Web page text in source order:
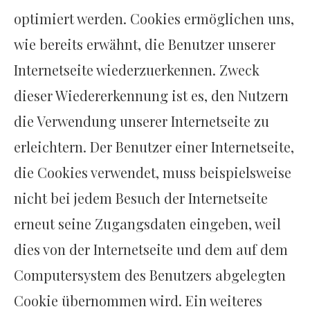
optimiert werden. Cookies ermöglichen uns,
wie bereits erwähnt, die Benutzer unserer
Internetseite wiederzuerkennen. Zweck
dieser Wiedererkennung ist es, den Nutzern
die Verwendung unserer Internetseite zu
erleichtern. Der Benutzer einer Internetseite,
die Cookies verwendet, muss beispielsweise
nicht bei jedem Besuch der Internetseite
erneut seine Zugangsdaten eingeben, weil
dies von der Internetseite und dem auf dem
Computersystem des Benutzers abgelegten
Cookie übernommen wird. Ein weiteres